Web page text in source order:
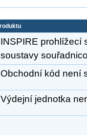
INSPIRE prohlížecí
soustavy
Obchodní kód není
Výdejní jednotka